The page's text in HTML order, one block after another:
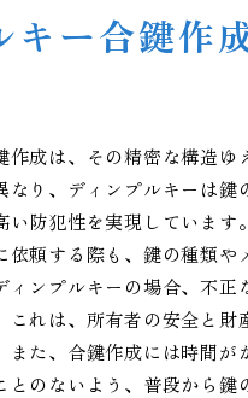
キー合鍵作
作成は、その精密な構造
なり、ディンプルキーは
い防犯性を実現していま
依頼する際も、鍵の種類
ィンプルキーの場合、不
これは、所有者の安全と
また、合鍵作成には時間
とのないよう、普段から